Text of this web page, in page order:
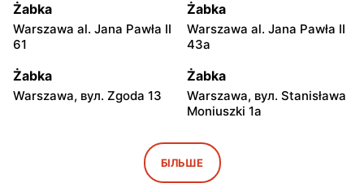
Żabka
Warszawa al. Jana Pawła II
61
Żabka
Warszawa al. Jana Pawła II
43a
Żabka
Warszawa, вул. Zgoda 13
Żabka
Warszawa, вул. Stanisława
Moniuszki 1a
Świętokrzyska 0 Stacja
Żabka
Warszawa, вул.
Grzybowska 5
БІЛЬШЕ